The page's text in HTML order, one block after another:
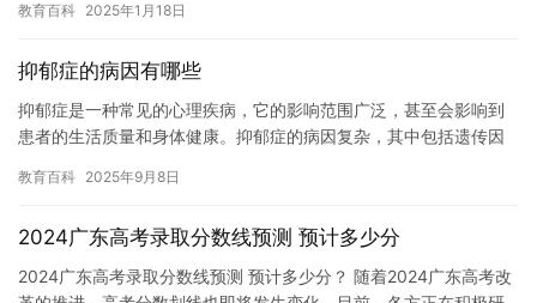
们…
教育百科 2025年1月18日
抑郁症的病因有哪些
抑郁症是一种常见的心理疾病，它的影响范围广泛，甚至会影响到
患者的生活质量和身体健康。抑郁症的病因复杂，其中包括遗传因
了解一…
教育百科 2025年9月8日
2024广东高考录取分数线预测 预计多少分
2024广东高考录取分数线预测 预计多少分？ 随着2024广东高考改